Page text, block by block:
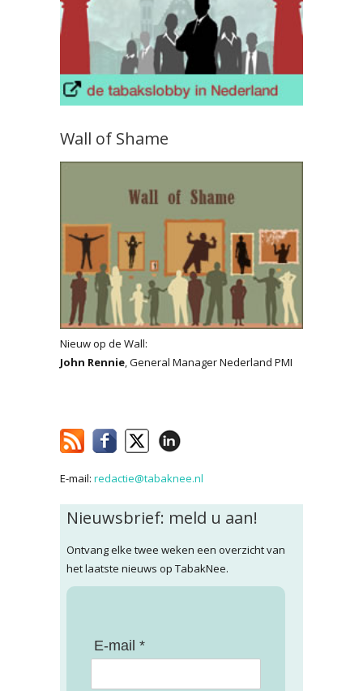
Wall of Shame
Nieuw op de Wall:
John Rennie, General Manager Nederland PMI
E-mail: redactie@tabaknee.nl
Nieuwsbrief: meld u aan!
Ontvang elke twee weken een overzicht van
het laatste nieuws op TabakNee.
E-mail *